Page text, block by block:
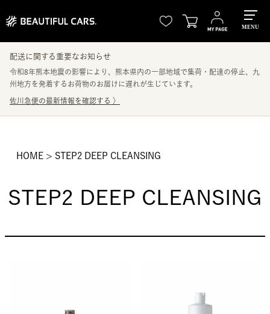
MENU
配送に関する重要なお知らせ
令和8年熊本地震の影響により、熊本県内の一部地域で集荷・配達の停止、九
州地方を発着するお荷物のお届けに遅れが生じています。
佐川急便の最新情報を確認する 〉
HOME STEP2 DEEP CLEANSING
STEP2 DEEP CLEANSING